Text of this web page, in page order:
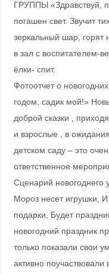
ГРУППЫ «Здравствуй,
погашен свет. Звучит
зеркальный шар, горят
в зал с воспитателем-
ёлки- спит.
Фотоотчет о
годом, садик мой!»
доброй сказки ,
и взрослые , в
детском саду – это
ответственное
Сценарий новогоднего
Мороз несет игрушки,
подарки, Будет
новогодний праздник
только показали свои
активно